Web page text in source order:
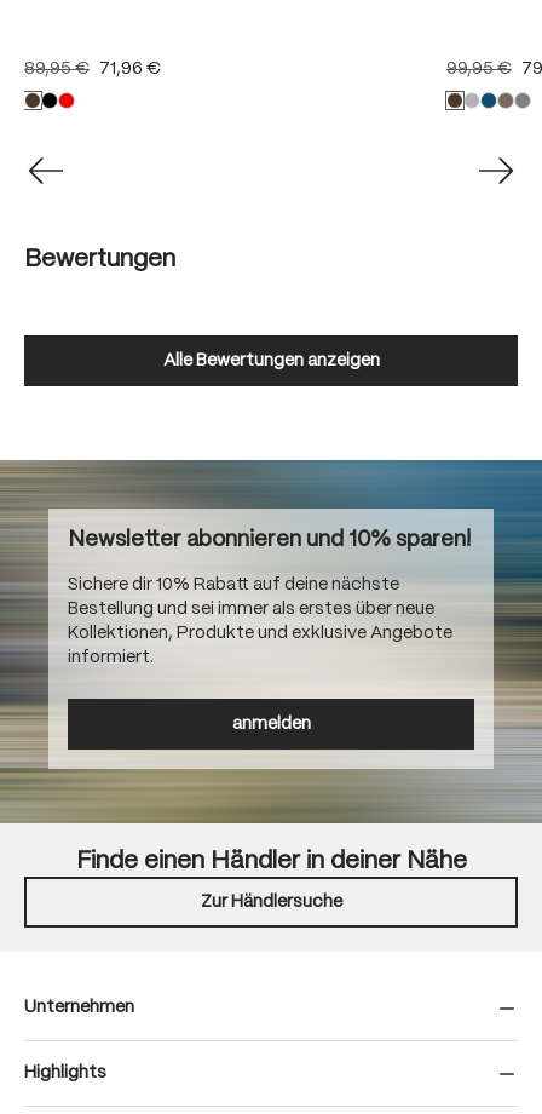
89,95 € 71,96 € 99,95 €
Bewertungen
Alle Bewertungen anzeigen
Newsletter abonnieren und 10% sparen!
Sichere dir 10% Rabatt auf deine nächste
Bestellung und sei immer als erstes über neue
Kollektionen, Produkte und exklusive Angebote
informiert.
anmelden
Finde einen Händler in deiner Nähe
Zur Händlersuche
Unternehmen
Highlights